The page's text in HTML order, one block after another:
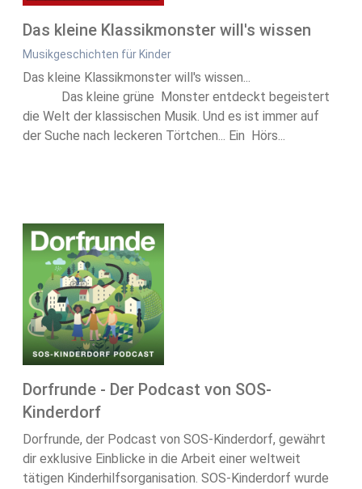
Das kleine Klassikmonster will's wissen
Musikgeschichten für Kinder
Das kleine Klassikmonster will's wissen...
Das kleine grüne Monster entdeckt begeistert
die Welt der klassischen Musik. Und es ist immer auf
der Suche nach leckeren Törtchen... Ein Hörs...
Dorfrunde - Der Podcast von SOS-
Kinderdorf
Dorfrunde, der Podcast von SOS-Kinderdorf, gewährt
dir exklusive Einblicke in die Arbeit einer weltweit
tätigen Kinderhilfsorganisation. SOS-Kinderdorf wurde